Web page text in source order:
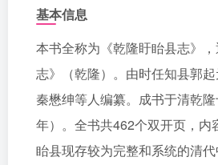
基本信息
本书全称为《乾隆盱眙县志》
志》（乾隆）。由时任知县郭
秦懋绅等人编纂。成书于清乾
年）。全书共462个双开页，内
眙县现存较为完整和系统的清代